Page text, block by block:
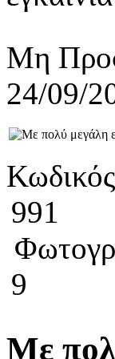
Μη
24/09/
Κωδικός
991
9
Με